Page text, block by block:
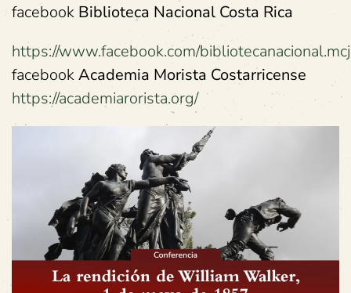
facebook Biblioteca Nacional Costa Rica
https://www.facebook.com/
facebookAcademia Morista Costarricense
https://academiarorista.org/